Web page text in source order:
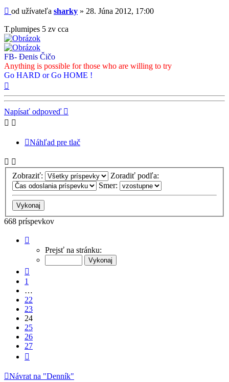
Príspevok
od užívateľa sharky » 28. Júna 2012, 17:00
T.plumipes 5 zv cca
FB- Đenis Čičo
Anything is possible for those who are willing to try
Go HARD or Go HOME !
Napísať odpoveď
Náhľad pre tlač
Zobraziť:
Zoradiť podľa:
Smer:
668 príspevkov
24
Prejsť na stránku:
1
…
22
23
24
25
26
27
Návrat na "Denník"